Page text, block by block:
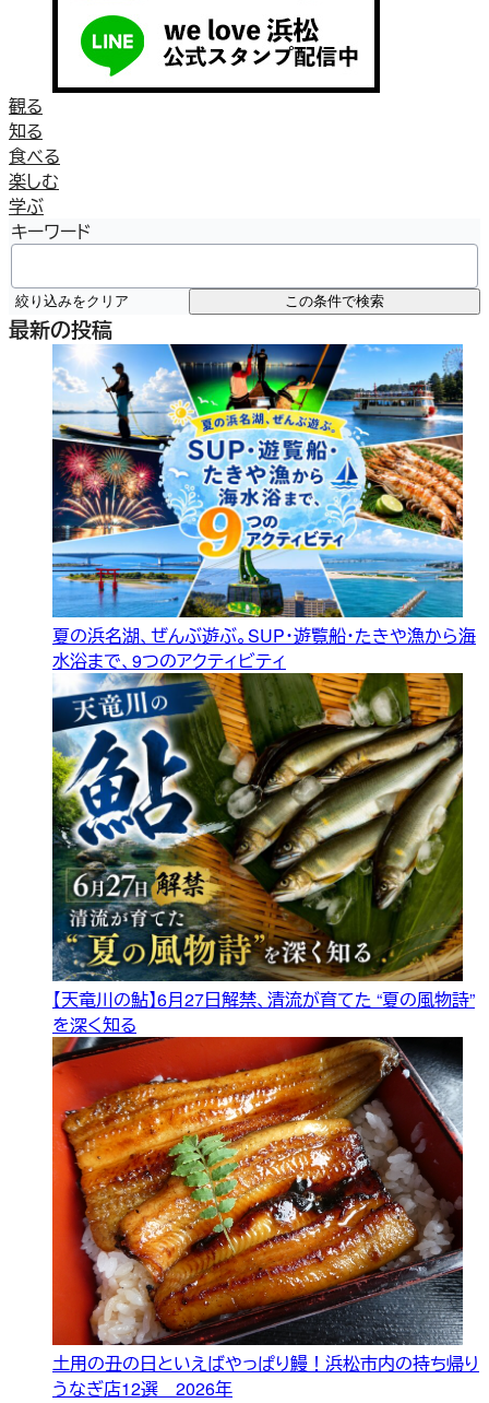
観る
知る
食べる
楽しむ
学ぶ
キーワード
絞り込みをクリア この条件で検索
最新の投稿
夏の浜名湖、ぜんぶ遊ぶ。SUP・遊覧船・たきや漁から海
水浴まで、9つのアクティビティ
【天竜川の鮎】6月27日解禁、清流が育てた “夏の風物詩”
を深く知る
土用の丑の日といえばやっぱり鰻！浜松市内の持ち帰り
うなぎ店12選 2026年